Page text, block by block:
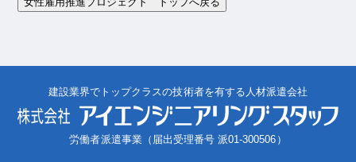
建設業界でトップクラスの技術者を有する人材派遣会社
労働者派遣事業（届出受理番号 派01-300506）